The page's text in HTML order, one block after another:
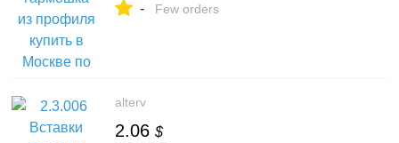
- Few orders
alterv
2.06 $